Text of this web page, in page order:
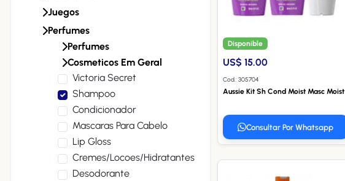
Juegos
Perfumes
Perfumes
Cosmeticos Em Geral
Victoria Secret
Shampoo
Condicionador
Mascaras Para Cabelo
Lip Gloss
Cremes/locoes/hidratantes
Desodorante
Disponible
US$ 15.00
Cod.: 305704
Aussie Kit Sh Cond Moist Masc Moist
Consultar Por Whatsapp